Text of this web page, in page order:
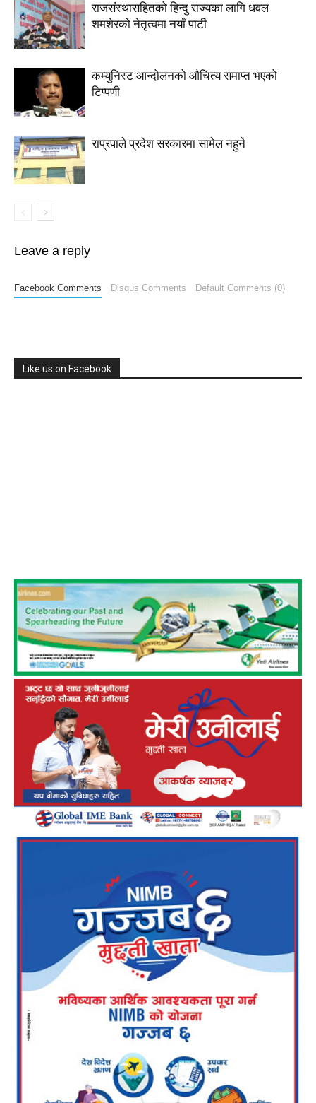
राजसंस्थासहितको हिन्दु राज्यका लागि धवल
शमशेरको नेतृत्वमा नयाँ पार्टी
कम्युनिस्ट आन्दोलनको औचित्य समाप्त भएको
टिप्पणी
राप्रपाले प्रदेश सरकारमा सामेल नहुने
Leave a reply
Facebook Comments Disqus Comments Default Comments (0)
Like us on Facebook